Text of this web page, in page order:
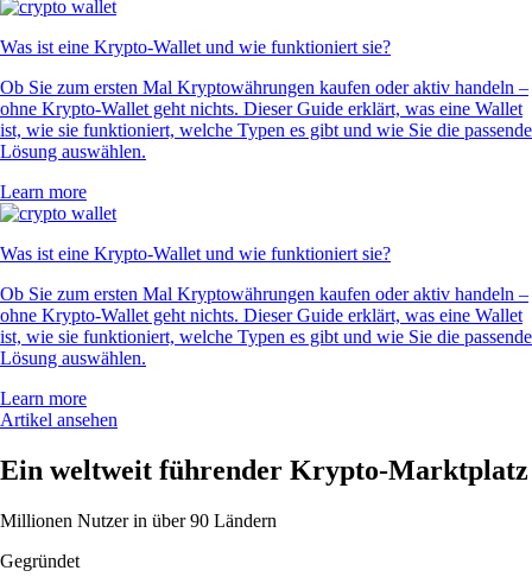
Was ist eine Krypto-Wallet und wie funktioniert sie?
Ob Sie zum ersten Mal Kryptowährungen kaufen oder aktiv handeln –
ohne Krypto-Wallet geht nichts. Dieser Guide erklärt, was eine Wallet
ist, wie sie funktioniert, welche Typen es gibt und wie Sie die passende
Lösung auswählen.
Learn more
Was ist eine Krypto-Wallet und wie funktioniert sie?
Ob Sie zum ersten Mal Kryptowährungen kaufen oder aktiv handeln –
ohne Krypto-Wallet geht nichts. Dieser Guide erklärt, was eine Wallet
ist, wie sie funktioniert, welche Typen es gibt und wie Sie die passende
Lösung auswählen.
Learn more
Artikel ansehen
Ein weltweit führender Krypto-Marktplatz
Millionen Nutzer in über 90 Ländern
Gegründet